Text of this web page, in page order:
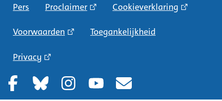
Pers Proclaimer Cookieverklaring
Voorwaarden Toegankelijkheid
Privacy